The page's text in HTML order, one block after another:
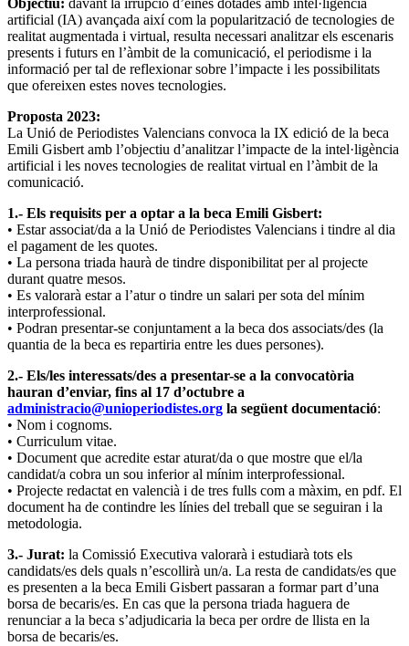
Objectiu: davant la irrupció d’eines dotades amb intel·ligència
artificial (IA) avançada així com la popularització de tecnologies de
realitat augmentada i virtual, resulta necessari analitzar els escenaris
presents i futurs en l’àmbit de la comunicació, el periodisme i la
informació per tal de reflexionar sobre l’impacte i les possibilitats
que ofereixen estes noves tecnologies.
Proposta 2023:
La Unió de Periodistes Valencians convoca la IX edició de la beca
Emili Gisbert amb l’objectiu d’analitzar l’impacte de la intel·ligència
artificial i les noves tecnologies de realitat virtual en l’àmbit de la
comunicació.
1.- Els requisits per a optar a la beca Emili Gisbert:
• Estar associat/da a la Unió de Periodistes Valencians i tindre al dia
el pagament de les quotes.
• La persona triada haurà de tindre disponibilitat per al projecte
durant quatre mesos.
• Es valorarà estar a l’atur o tindre un salari per sota del mínim
interprofessional.
• Podran presentar-se conjuntament a la beca dos associats/des (la
quantia de la beca es repartiria entre les dues persones).
2.- Els/les interessats/des a presentar-se a la convocatòria
hauran d’enviar, fins al 17 d’octubre a
administracio@unioperiodistes.org la següent documentació:
• Nom i cognoms.
• Curriculum vitae.
• Document que acredite estar aturat/da o que mostre que el/la
candidat/a cobra un sou inferior al mínim interprofessional.
• Projecte redactat en valencià i de tres fulls com a màxim, en pdf. El
document ha de contindre les línies del treball que se seguiran i la
metodologia.
3.- Jurat: la Comissió Executiva valorarà i estudiarà tots els
candidats/es dels quals n’escollirà un/a. La resta de candidats/es que
es presenten a la beca Emili Gisbert passaran a formar part d’una
borsa de becaris/es. En cas que la persona triada haguera de
renunciar a la beca s’adjudicaria la beca per ordre de llista en la
borsa de becaris/es.